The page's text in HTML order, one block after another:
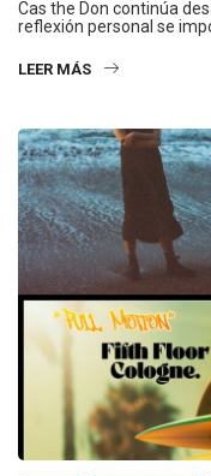
Cas the Don continúa
reflexión personal se
LEER MÁS